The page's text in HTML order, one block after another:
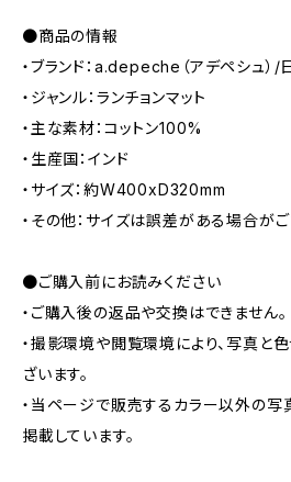
●商品の情報
・ブランド：a.depeche（アデペシュ）/
・ジャンル：ランチョンマット
・主な素材：コットン100%
・生産国：インド
・サイズ：約W400xD320mm
・その他：サイズは誤差がある場合がご
●ご購入前にお読みください
・ご購入後の返品や交換はできません。
・撮影環境や閲覧環境により、写真と
ざいます。
・当ページで販売するカラー以外の写
掲載しています。